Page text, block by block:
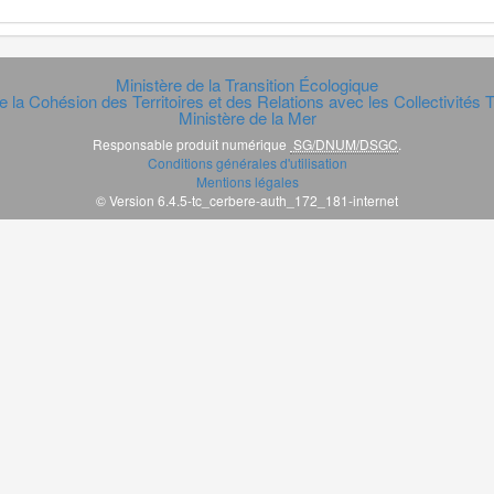
Ministère de la Transition Écologique
la Cohésion des Territoires et des Relations avec les Collectivités
Ministère de la Mer
Responsable produit numérique SG/DNUM/DSGC
Conditions générales d'utilisation
Mentions légales
© Version 6.4.5-tc_cerbere-auth_172_181-internet